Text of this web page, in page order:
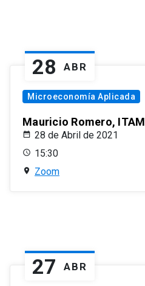
28 ABR
Microeconomía Aplicada
Mauricio Romero, ITAM
28 de Abril de 2021
15:30
Zoom
27 ABR